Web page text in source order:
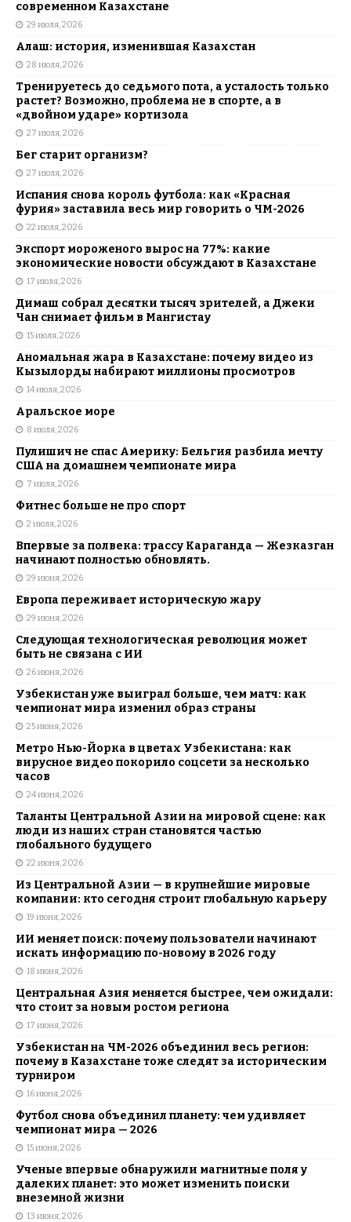
современном Казахстане
29 июля, 2026
Алаш: история, изменившая Казахстан
28 июля, 2026
Тренируетесь до седьмого пота, а усталость только
растет? Возможно, проблема не в спорте, а в
«двойном ударе» кортизола
27 июля, 2026
Бег старит организм?
27 июля, 2026
Испания снова король футбола: как «Красная
фурия» заставила весь мир говорить о ЧМ-2026
22 июля, 2026
Экспорт мороженого вырос на 77%: какие
экономические новости обсуждают в Казахстане
17 июля, 2026
Димаш собрал десятки тысяч зрителей, а Джеки
Чан снимает фильм в Мангистау
15 июля, 2026
Аномальная жара в Казахстане: почему видео из
Кызылорды набирают миллионы просмотров
14 июля, 2026
Аральское море
8 июля, 2026
Пулишич не спас Америку: Бельгия разбила мечту
США на домашнем чемпионате мира
7 июля, 2026
Фитнес больше не про спорт
2 июля, 2026
Впервые за полвека: трассу Караганда — Жезказган
начинают полностью обновлять.
29 июня, 2026
Европа переживает историческую жару
29 июня, 2026
Следующая технологическая революция может
быть не связана с ИИ
26 июня, 2026
Узбекистан уже выиграл больше, чем матч: как
чемпионат мира изменил образ страны
25 июня, 2026
Метро Нью-Йорка в цветах Узбекистана: как
вирусное видео покорило соцсети за несколько
часов
24 июня, 2026
Таланты Центральной Азии на мировой сцене: как
люди из наших стран становятся частью
глобального будущего
22 июня, 2026
Из Центральной Азии — в крупнейшие мировые
компании: кто сегодня строит глобальную карьеру
19 июня, 2026
ИИ меняет поиск: почему пользователи начинают
искать информацию по-новому в 2026 году
18 июня, 2026
Центральная Азия меняется быстрее, чем ожидали:
что стоит за новым ростом региона
17 июня, 2026
Узбекистан на ЧМ-2026 объединил весь регион:
почему в Казахстане тоже следят за историческим
турниром
16 июня, 2026
Футбол снова объединил планету: чем удивляет
чемпионат мира — 2026
15 июня, 2026
Ученые впервые обнаружили магнитные поля у
далеких планет: это может изменить поиски
внеземной жизни
13 июня, 2026